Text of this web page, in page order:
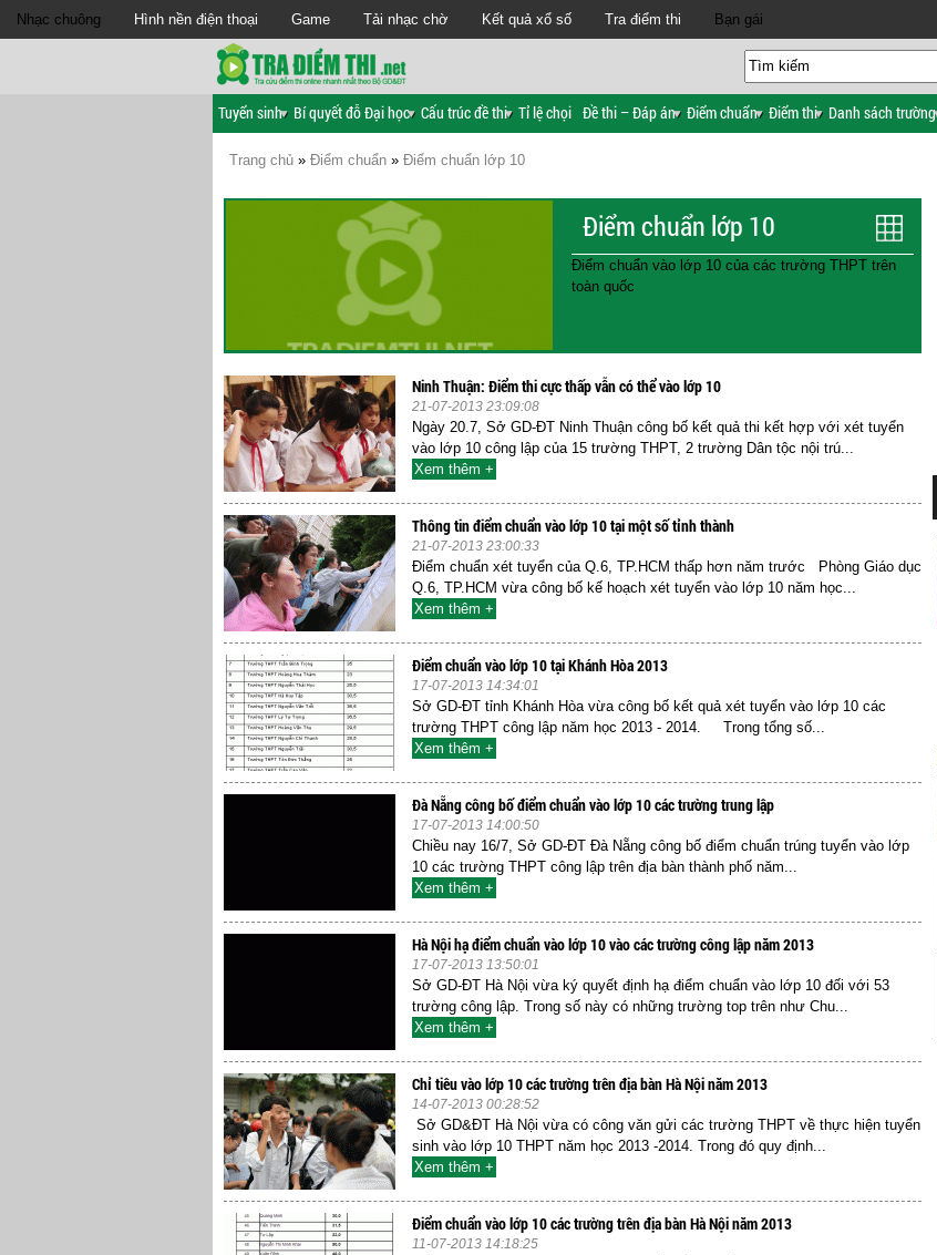
Nhạc chuông Hình nền điện thoại Game Tải nhạc chờ Kết quả xổ số Tra điểm thi Bạn gái
Tuyển sinh Bí quyết đỗ Đại học Cấu trúc đề thi Tỉ lệ chọi Đề thi – Đáp án Điểm chuẩn Điểm thi Danh sách trường
Trang chủ » Điểm chuẩn » Điểm chuẩn lớp 10
Điểm chuẩn lớp 10
Điểm chuẩn vào lớp 10 của các trường THPT trên
toàn quốc
Ninh Thuận: Điểm thi cực thấp vẫn có thể vào lớp 10
21-07-2013 23:09:08
Ngày 20.7, Sở GD-ĐT Ninh Thuận công bố kết quả thi kết hợp với xét tuyển
vào lớp 10 công lập của 15 trường THPT, 2 trường Dân tộc nội trú...
Xem thêm +
Thông tin điểm chuẩn vào lớp 10 tại một số tỉnh thành
21-07-2013 23:00:33
Điểm chuẩn xét tuyển của Q.6, TP.HCM thấp hơn năm trước Phòng Giáo dục
Q.6, TP.HCM vừa công bố kế hoạch xét tuyển vào lớp 10 năm học...
Xem thêm +
Điểm chuẩn vào lớp 10 tại Khánh Hòa 2013
17-07-2013 14:34:01
Sở GD-ĐT tỉnh Khánh Hòa vừa công bố kết quả xét tuyển vào lớp 10 các
trường THPT công lập năm học 2013 - 2014. Trong tổng số...
Xem thêm +
Đà Nẵng công bố điểm chuẩn vào lớp 10 các trường trung lập
17-07-2013 14:00:50
Chiều nay 16/7, Sở GD-ĐT Đà Nẵng công bố điểm chuẩn trúng tuyển vào lớp
10 các trường THPT công lập trên địa bàn thành phố năm...
Xem thêm +
Hà Nội hạ điểm chuẩn vào lớp 10 vào các trường công lập năm 2013
17-07-2013 13:50:01
Sở GD-ĐT Hà Nội vừa ký quyết định hạ điểm chuẩn vào lớp 10 đối với 53
trường công lập. Trong số này có những trường top trên như Chu...
Xem thêm +
Chỉ tiêu vào lớp 10 các trường trên địa bàn Hà Nội năm 2013
14-07-2013 00:28:52
Sở GD&ĐT Hà Nội vừa có công văn gửi các trường THPT về thực hiện tuyển
sinh vào lớp 10 THPT năm học 2013 -2014. Trong đó quy định...
Xem thêm +
Điểm chuẩn vào lớp 10 các trường trên địa bàn Hà Nội năm 2013
11-07-2013 14:18:25